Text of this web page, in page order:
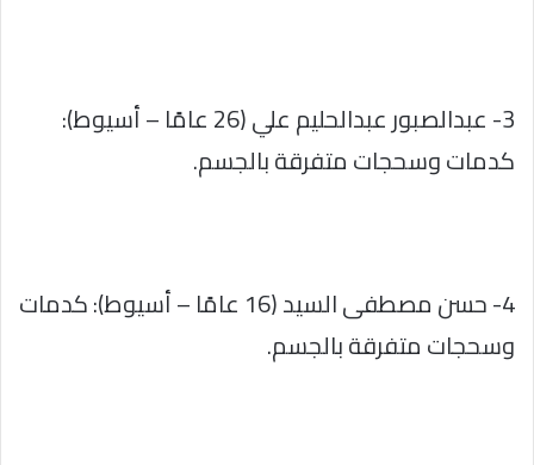
3- عبدالصبور عبدالحليم علي (26 عامًا – أسيوط):
كدمات وسحجات متفرقة بالجسم.
4- حسن مصطفى السيد (16 عامًا – أسيوط): كدمات
وسحجات متفرقة بالجسم.